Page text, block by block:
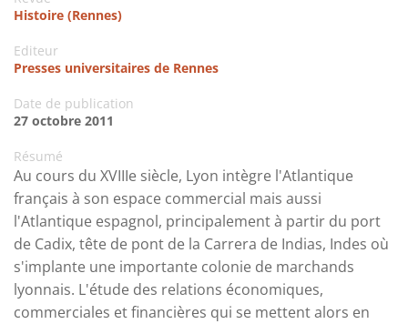
Histoire (Rennes)
Editeur
Presses universitaires de Rennes
Date de publication
27 octobre 2011
Résumé
Au cours du XVIIIe siècle, Lyon intègre l'Atlantique
français à son espace commercial mais aussi
l'Atlantique espagnol, principalement à partir du port
de Cadix, tête de pont de la Carrera de Indias, Indes où
s'implante une importante colonie de marchands
lyonnais. L'étude des relations économiques,
commerciales et financières qui se mettent alors en